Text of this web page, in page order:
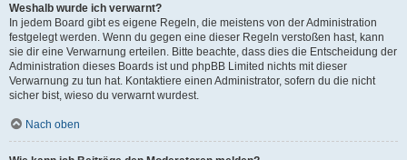
Weshalb wurde ich verwarnt?
In jedem Board gibt es eigene Regeln, die meistens von der Administration
festgelegt werden. Wenn du gegen eine dieser Regeln verstoßen hast, kann
sie dir eine Verwarnung erteilen. Bitte beachte, dass dies die Entscheidung der
Administration dieses Boards ist und phpBB Limited nichts mit dieser
Verwarnung zu tun hat. Kontaktiere einen Administrator, sofern du die nicht
sicher bist, wieso du verwarnt wurdest.
Nach oben